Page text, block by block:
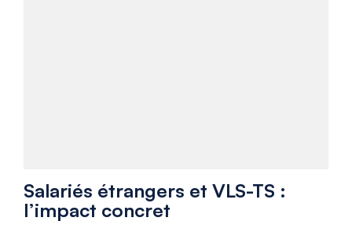
Salariés étrangers et VLS-TS :
l’impact concret